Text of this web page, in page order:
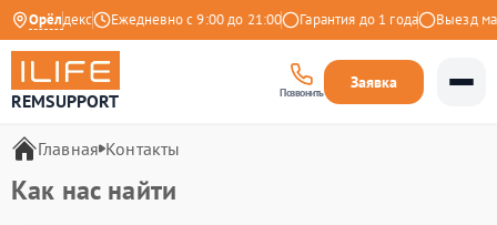
Орёл
на Яндекс Ежедневно с 9:00 до 21:00 Гарантия до 1 года Выезд
REMSUPPORT Позвонить
Заявка
Главная Контакты
Как нас найти